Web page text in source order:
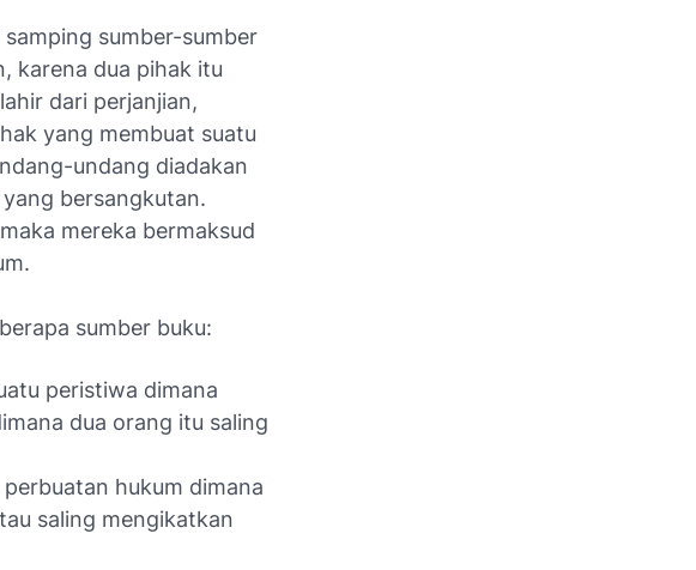
sumber-sumber
karena dua pihak itu
dari perjanjian,
yang membuat suatu
undang diadakan
bersangkutan.
mereka bermaksud
sumber buku:
peristiwa dimana
dua orang itu saling
hukum dimana
saling mengikatkan